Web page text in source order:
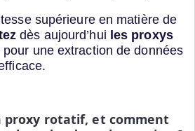
supérieure en matière de
dès aujourd’hui les proxys
pour une extraction de données
proxy rotatif, et comment